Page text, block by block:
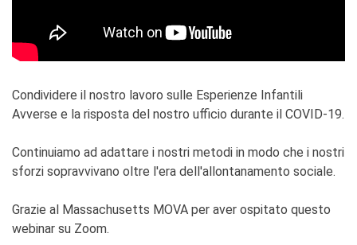
Condividere il nostro lavoro sulle Esperienze Infantili
Avverse e la risposta del nostro ufficio durante il COVID-19.
Continuiamo ad adattare i nostri metodi in modo che i nostri
sforzi sopravvivano oltre l'era dell'allontanamento sociale.
Grazie al Massachusetts MOVA per aver ospitato questo
webinar su Zoom.